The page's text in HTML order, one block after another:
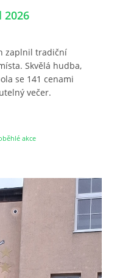
SH ČMS - SDH STŘÍŽOVICE
2026
zaplnil tradiční
Skvělá hudba,
se 141 cenami
večer.
akce